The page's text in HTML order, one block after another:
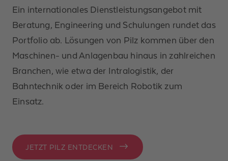
Ein internationales Dienstleistungsangebot mit
Beratung, Engineering und Schulungen rundet das
Portfolio ab. Lösungen von Pilz kommen über den
Maschinen- und Anlagenbau hinaus in zahlreichen
Branchen, wie etwa der Intralogistik, der
Bahntechnik oder im Bereich Robotik zum
Einsatz.
JETZT PILZ ENTDECKEN